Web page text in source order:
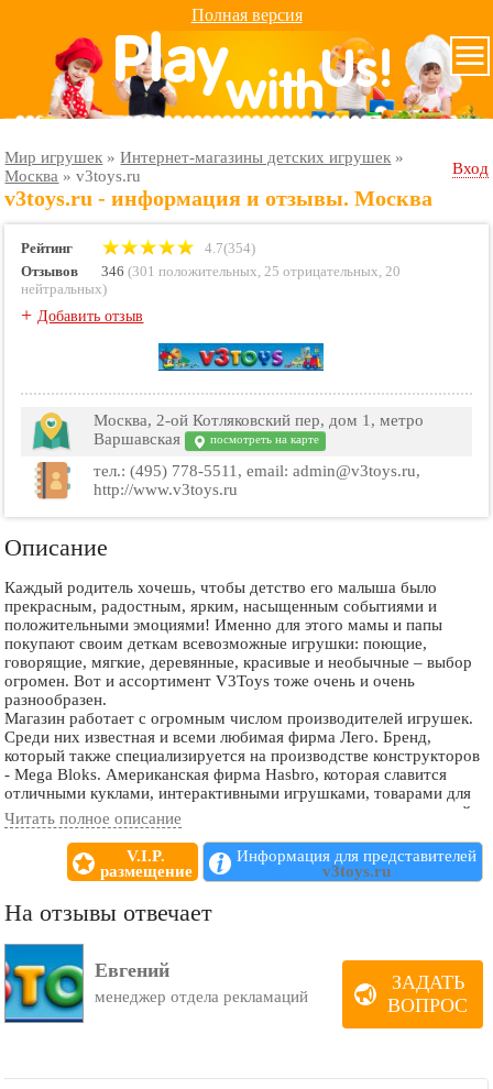
Полная версия
Мир игрушек »Интернет-магазины детских игрушек »
Москва »v3toys.ru Вход
v3toys.ru - информация и отзывы. Москва
Рейтинг
4.7(354)
Отзывов
346 (301 положительных,25 отрицательных,20
нейтральных)
+Добавить отзыв
Москва, 2-ой Котляковский пер, дом 1, метро
Варшавская
посмотреть на карте
тел.: (495) 778-5511, email: admin@v3toys.ru,
http://www.v3toys.ru
Описание
Каждый родитель хочешь, чтобы детство его малыша было
прекрасным, радостным, ярким, насыщенным событиями и
положительными эмоциями! Именно для этого мамы и папы
покупают своим деткам всевозможные игрушки: поющие,
говорящие, мягкие, деревянные, красивые и необычные – выбор
огромен. Вот и ассортимент V3Toys тоже очень и очень
разнообразен.
Магазин работает с огромным числом производителей игрушек.
Среди них известная и всеми любимая фирма Лего. Бренд,
который также специализируется на производстве конструкторов
- Mega Bloks. Американская фирма Hasbro, которая славится
отличными куклами, интерактивными игрушками, товарами для
творчества и другими очень качественными товарами для детей.
Есть тут и развивающие игрушки Tiny Love, и прекрасные пазлы
на любой вкус от Castorland, и еще много всего интересного.
Даже, если бренды игрушек не столь известны, как
вышеназванные, не стоит отказываться от покупки: иногда мы
переплачиваем лишние деньги только за популярность и
известность того или иного производителя, в то время как многие
менее известные производители ничуть не уступают своим
именитым коллегам по цеху. Главное, обращайте внимание на
сертификаты качества покупаемого товара, и тогда все будет в
порядке.
В магазине очень часто проходят акции, особенно в преддверии
Читать полное описание
V.I.P.
размещение
Информация для представителей
v3toys.ru
На отзывы отвечает
Евгений
менеджер отдела рекламаций
ЗАДАТЬ
ВОПРОС